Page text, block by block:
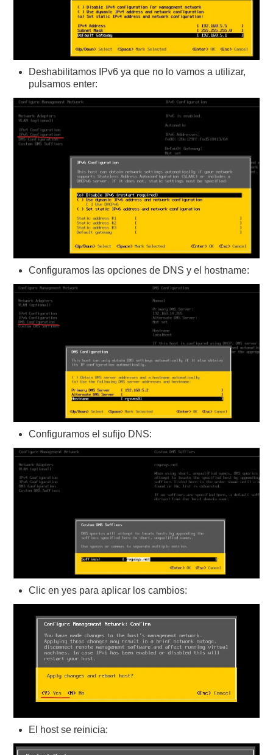
Deshabilitamos IPv6 ya que no lo vamos a utilizar,
pulsamos enter:
Configuramos las opciones de DNS y el hostname:
Configuramos el sufijo DNS:
Clic en yes para aplicar los cambios:
El host se reinicia: